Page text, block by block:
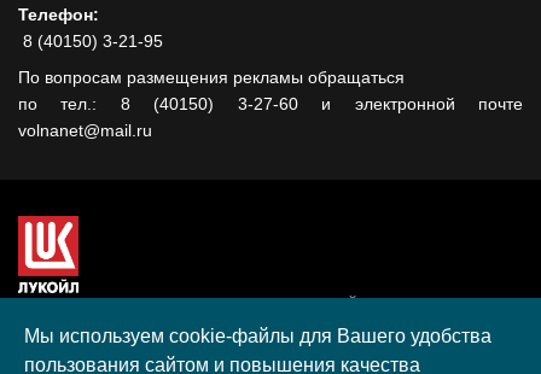
Телефон:
8 (40150) 3-21-95
По вопросам размещения рекламы обращаться
по тел.: 8 (40150) 3-27-60 и электронной почте
volnanet@mail.ru
гранта, полученного в рамках XIII Конкурса социальных и
культурных проектов ПАО "ЛУКОЙЛ" на территории
Мы используем cookie-файлы для Вашего удобства
пользования сайтом и повышения качества